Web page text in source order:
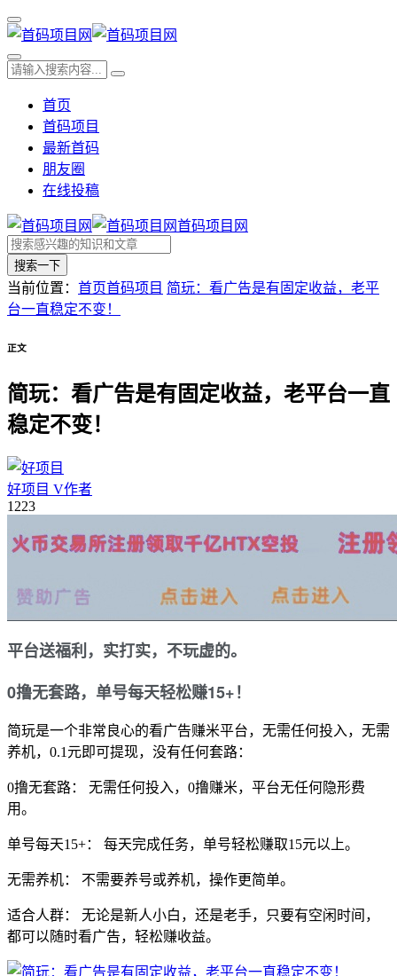
首页
首码项目
最新首码
朋友圈
在线投稿
首码项目网
搜索一下
当前位置： 首页首码项目 简玩：看广告是有固定收益，老平
台一直稳定不变！
正文
简玩：看广告是有固定收益，老平台一直
稳定不变！
好项目 V作者
1223
平台送福利，实打实，不玩虚的。
0撸无套路，单号每天轻松赚15+！
简玩是一个非常良心的看广告赚米平台， 无需任何投入， 无需
养机， 0.1元即可提现， 没有任何套路：
0撸无套路： 无需任何投入， 0撸赚米， 平台无任何隐形费
用。
单号每天15+： 每天完成任务， 单号轻松赚取15元以上。
无需养机： 不需要养号或养机， 操作更简单。
适合人群： 无论是新人小白， 还是老手，
只要有空闲时间，
都可以随时看广告， 轻松赚收益。